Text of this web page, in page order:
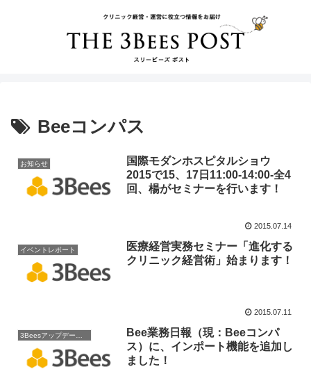
Beeコンパス
お知らせ
国際モダンホスピタルショウ
2015で15、17日11:00-14:00-全4
回、楊がセミナーを行います！
2015.07.14
イベントレポート
医療経営実務セミナー「進化する
クリニック経営術」始まります！
2015.07.11
3Beesアップデート情報
Bee業務日報（現：Beeコンパ
ス）に、インポート機能を追加し
ました！